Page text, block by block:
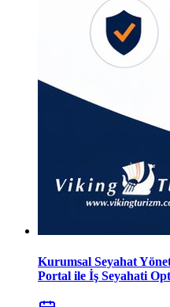
Kurumsal Seyahat
Portal ile İş Seyahati